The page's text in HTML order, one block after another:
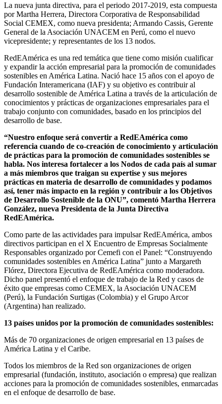
La nueva junta directiva, para el periodo 2017-2019, esta compuesta
por Martha Herrera, Directora Corporativa de Responsabilidad
Social CEMEX, como nueva presidenta; Armando Cassis, Gerente
General de la Asociación UNACEM en Perú, como el nuevo
vicepresidente; y representantes de los 13 nodos.
RedEAmérica es una red temática que tiene como misión cualificar
y expandir la acción empresarial para la promoción de comunidades
sostenibles en América Latina. Nació hace 15 años con el apoyo de
Fundación Interamericana (IAF) y su objetivo es contribuir al
desarrollo sostenible de América Latina a través de la articulación de
conocimientos y prácticas de organizaciones empresariales para el
trabajo conjunto con comunidades, basado en los principios del
desarrollo de base.
“Nuestro enfoque será convertir a RedEAmérica como
referencia cuando de co-creación de conocimiento y articulación
de prácticas para la promoción de comunidades sostenibles se
habla. Nos interesa fortalecer a los Nodos de cada país al sumar
a más miembros que traigan su expertise y sus mejores
prácticas en materia de desarrollo de comunidades y podamos
así, tener más impacto en la región y contribuir a los Objetivos
de Desarrollo Sostenible de la ONU”, comentó Martha Herrera
González, nueva Presidenta de la Junta Directiva
RedEAmérica.
Como parte de las actividades para impulsar RedEAmérica, ambos
directivos participan en el X Encuentro de Empresas Socialmente
Responsables organizado por Cemefi con el Panel: “Construyendo
comunidades sostenibles en América Latina” junto a Margareth
Flórez, Directora Ejecutiva de RedEAmérica como moderadora.
Dicho panel presentó el enfoque de trabajo de la Red y casos de
éxito que empresas como CEMEX, la Asociación UNACEM
(Perú), la Fundación Surtigas (Colombia) y el Grupo Arcor
(Argentina) han realizado.
13 países unidos por la promoción de comunidades sostenibles:
Más de 70 organizaciones de origen empresarial en 13 países de
América Latina y el Caribe.
Todos los miembros de la Red son organizaciones de origen
empresarial (fundación, instituto, asociación o empresa) que realizan
acciones para la promoción de comunidades sostenibles, enmarcadas
en el enfoque de desarrollo de base.